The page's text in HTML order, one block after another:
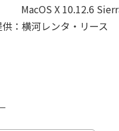
MacOS X 10.12.6
供：横河レンタ・リース